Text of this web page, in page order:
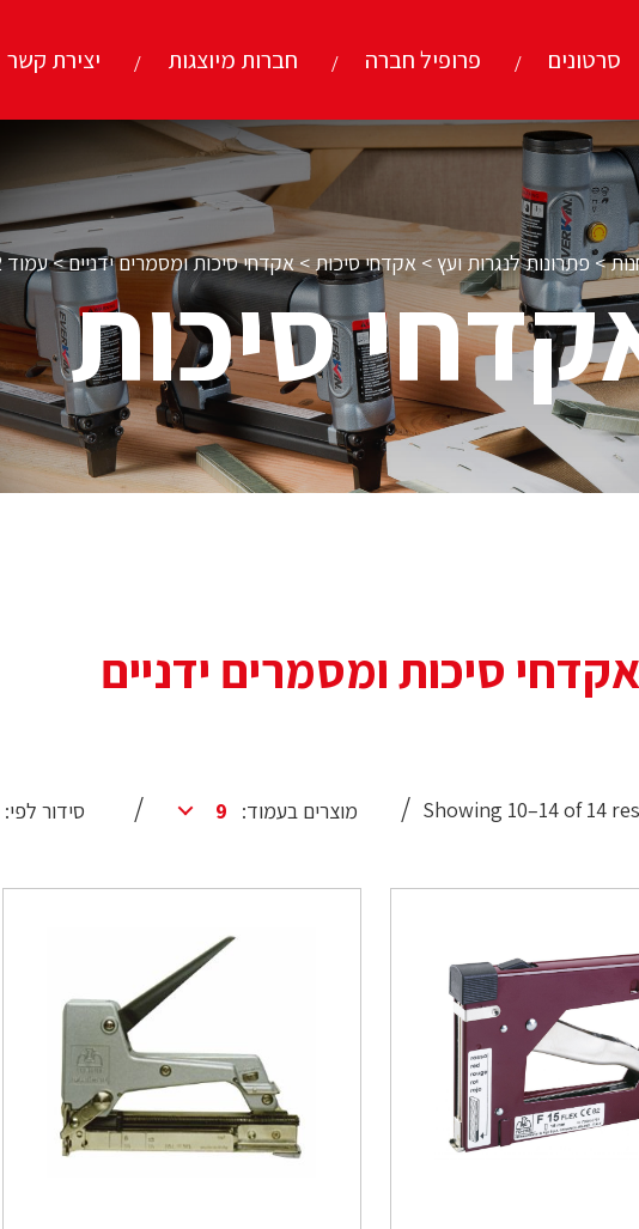
סרטונים פרופיל חברה חברות מיוצגות יצירת קשר
>פתרונות לנגרות ועץ >אקדחי סיכות>אקדחי סיכות ומסמרים ידניים>עמוד 2 סיכות
סיכות ומסמרים ידניים
Showing 10–14 of 14 מוצרים בעמוד: סידור לפי: